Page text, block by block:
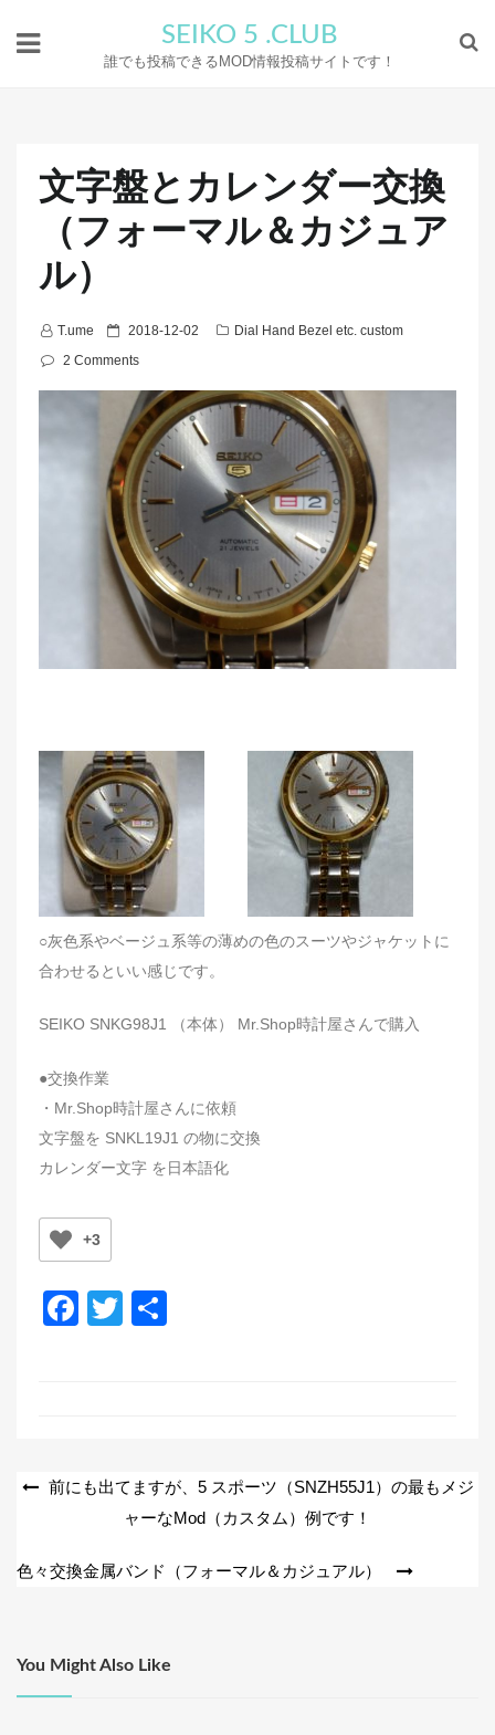
SEIKO 5 .CLUB
誰でも投稿できるMOD情報投稿サイトです！
文字盤とカレンダー交換
（フォーマル＆カジュア
ル）
T.ume
P
o
e
d
o
n
2018-12-02
Dial Hand Bezel etc. custom
2 Comments
○灰色系やベージュ系等の薄めの色のスーツやジャケットに
合わせるといい感じです。
SEIKO SNKG98J1 （本体） Mr.Shop時計屋さんで購入
●交換作業
・Mr.Shop時計屋さんに依頼
文字盤を SNKL19J1 の物に交換
カレンダー文字 を日本語化
+3
F
o
k
T
投
ー
シ
前にも出てますが、5 スポーツ（SNZH55J1）の最もメジ
ャーなMod（カスタム）例です！
色々交換金属バンド（フォーマル＆カジュアル）
You Might Also Like